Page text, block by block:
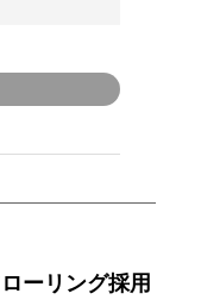
ーリング採用